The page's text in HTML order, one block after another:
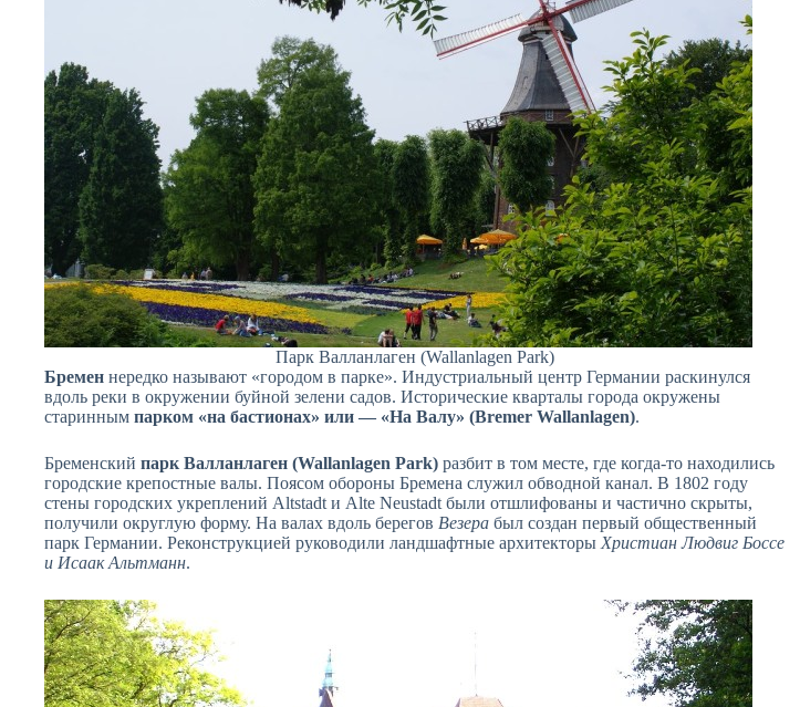
Парк Валланлаген (Wallanlagen Park)
Бремен нередко называют «городом в парке». Индустриальный центр Германии раскинулся
вдоль реки в окружении буйной зелени садов. Исторические кварталы города окружены
старинным парком «на бастионах» или — «На Валу» (Bremer Wallanlagen).
Бременский парк Валланлаген (Wallanlagen Park) разбит в том месте, где когда-то находились
городские крепостные валы. Поясом обороны Бремена служил обводной канал. В 1802 году
стены городских укреплений Altstadt и Alte Neustadt были отшлифованы и частично скрыты,
получили округлую форму. На валах вдоль берегов Везера был создан первый общественный
парк Германии. Реконструкцией руководили ландшафтные архитекторы Христиан Людвиг Боссе
и Исаак Альтманн.